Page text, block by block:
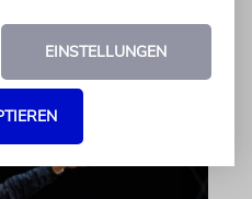
EINSTELLUNGEN